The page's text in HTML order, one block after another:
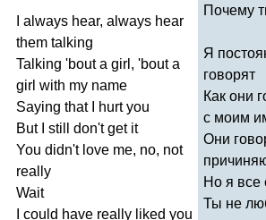
always hear, always hear
them talking
Talking 'bout a girl , 'bout a
girl with my name
Saying that hurt you
But
still don't get it
You didn't love me, no, not
really
Wait
could have really liked you
Почему
Я
говорят
Как они
с моим
Они
Но я
Ты не